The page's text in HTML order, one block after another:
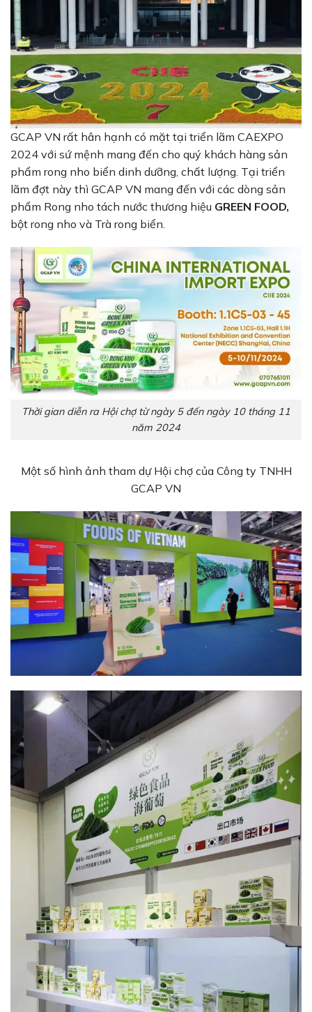
GCAP VN rất hân hạnh có mặt tại triển lãm CAEXPO
2024 với sứ mệnh mang đến cho quý khách hàng sản
phẩm rong nho biển dinh dưỡng, chất lượng. Tại triển
lãm đợt này thì GCAP VN mang đến với các dòng sản
phẩm Rong nho tách nước thương hiệu GREEN FOOD,
bột rong nho và Trà rong biển.
Thời gian diễn ra Hội chợ từ ngày 5 đến ngày 10 tháng 11
năm 2024
Một số hình ảnh tham dự Hội chợ của Công ty TNHH
GCAP VN